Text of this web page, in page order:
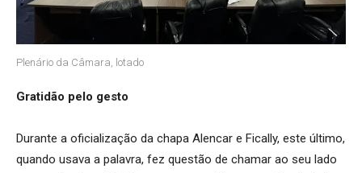
Plenário da Câmara, lotado
Gratidão pelo gesto
Durante a oficialização da chapa Alencar e Fically, este último,
quando usava a palavra, fez questão de chamar ao seu lado